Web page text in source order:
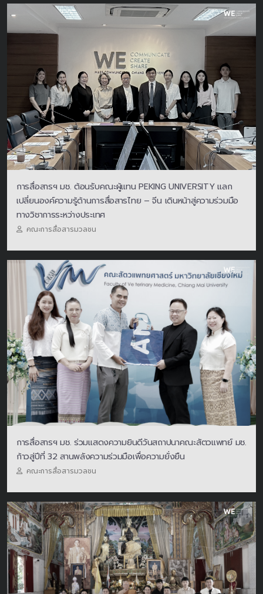
การสื่อสารฯ มช. ต้อนรับคณะผู้แทน PEKING UNIVERSITY แลก
เปลี่ยนองค์ความรู้ด้านการสื่อสารไทย – จีน เดินหน้าสู่ความร่วมมือ
ทางวิชาการระหว่างประเทศ
คณะการสื่อสารมวลชน
การสื่อสารฯ มช. ร่วมแสดงความยินดีวันสถาปนาคณะสัตวแพทย์ มช.
ก้าวสู่ปีที่ 32 สานพลังความร่วมมือเพื่อความยั่งยืน
คณะการสื่อสารมวลชน